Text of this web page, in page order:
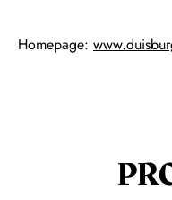
Homepage: